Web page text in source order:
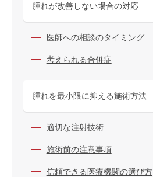
腫れが改善しない場合の対応
医師への相談のタイミング
考えられる合併症
腫れを最小限に抑える施術方法
適切な注射技術
施術前の注意事項
信頼できる医療機関の選び方